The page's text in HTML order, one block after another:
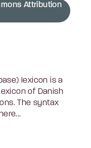
Attribution
lexicon is a
of Danish
The syntax